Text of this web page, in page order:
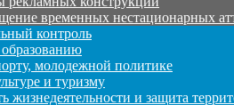
временных нестационарных
контроль
молодежной политике
и туризму
жизнедеятельности и защита